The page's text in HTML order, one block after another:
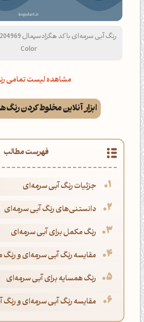
Color
مشاهده لیست تمامی
ابزار آنلاین مخلوط کردن
فهرست مطالب
جزئیات رنگ آبی سرمه‌ای
دانستنی‌های رنگ آبی سرمه‌ای
رنگ مکمل برای آبی سرمه‌ای
مقایسه رنگ آبی سرمه‌ای و
رنگ همسایه برای آبی سرمه‌ای